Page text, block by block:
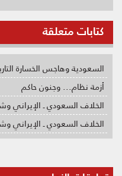
كتابات متعلقة
السعودية وهاجس الخسارة
أزمة نظام... وجنون حاكم
الخلاف السعودي ـ الإيراني
الخلاف السعودي ـ الإيراني